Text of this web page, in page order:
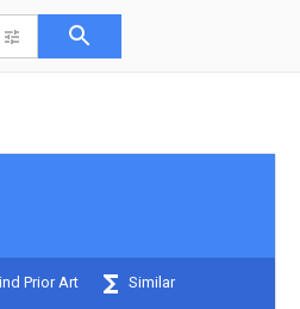
Prior Art Similar